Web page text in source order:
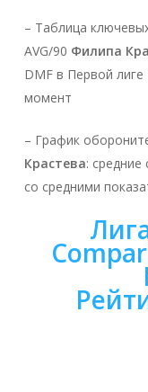
– Таблица
AVG/90 Филипа
DMF в Первой
момент
– График
Крастева:
со средними